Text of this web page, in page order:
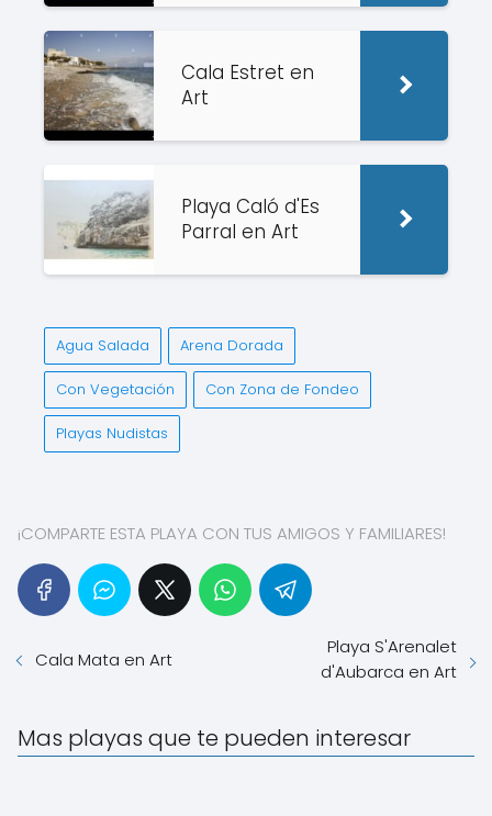
Cala Estret en
Art
Playa Caló d'Es
Parral en Art
Agua Salada Arena Dorada
Con Vegetación Con Zona de Fondeo
Playas Nudistas
¡COMPARTE ESTA PLAYA CON TUS AMIGOS Y FAMILIARES!
Cala Mata en Art
Playa S'Arenalet
d'Aubarca en Art
Mas playas que te pueden interesar